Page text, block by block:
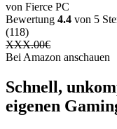
von Fierce PC
Bewertung 4.4 von 5
(118)
XXX.00€
Bei Amazon anschauen
Schnell,
eigenen